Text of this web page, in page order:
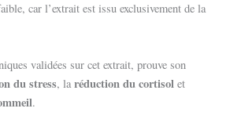
car l’extrait est issu exclusivement de la
validées sur cet extrait, prouve son
du stress, laréduction du cortisol et
.